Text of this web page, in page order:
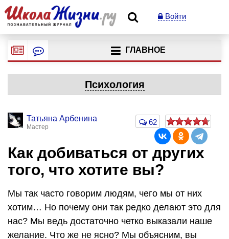
Войти
ГЛАВНОЕ
Психология
Татьяна Арбенина
Мастер
62
Как добиваться от других
того, что хотите вы?
Мы так часто говорим людям, чего мы от них
хотим… Но почему они так редко делают это для
нас? Мы ведь достаточно четко выказали наше
желание. Что же не ясно? Мы объясним, вы